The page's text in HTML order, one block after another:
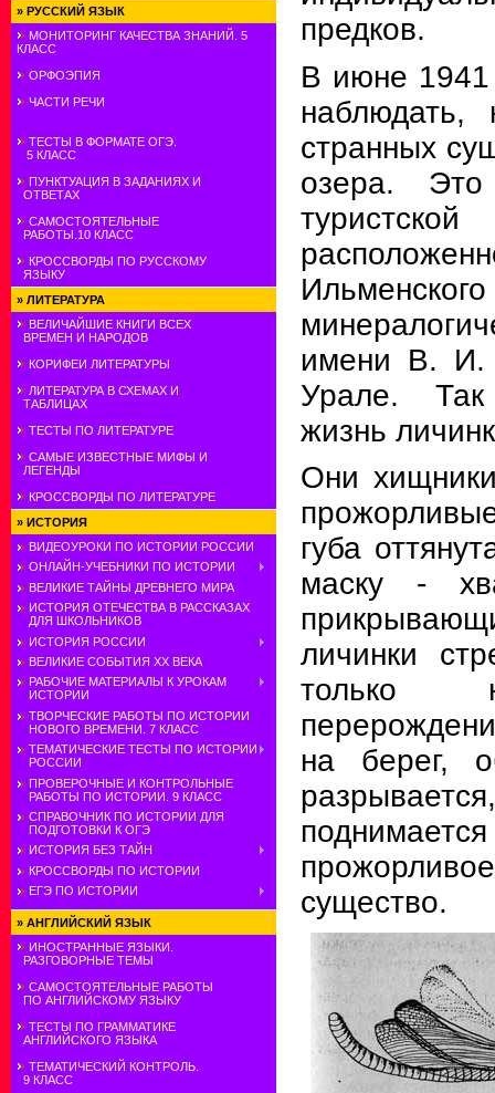
» РУССКИЙ ЯЗЫК
МОНИТОРИНГ КАЧЕСТВА ЗНАНИЙ. 5
КЛАСС
ОРФОЭПИЯ
ЧАСТИ РЕЧИ
ТЕСТЫ В ФОРМАТЕ ОГЭ.
5 КЛАСС
ПУНКТУАЦИЯ В ЗАДАНИЯХ И
ОТВЕТАХ
САМОСТОЯТЕЛЬНЫЕ
РАБОТЫ.10 КЛАСС
КРОССВОРДЫ ПО РУССКОМУ
ЯЗЫКУ
» ЛИТЕРАТУРА
ВЕЛИЧАЙШИЕ КНИГИ ВСЕХ
ВРЕМЕН И НАРОДОВ
КОРИФЕИ ЛИТЕРАТУРЫ
ЛИТЕРАТУРА В СХЕМАХ И
ТАБЛИЦАХ
ТЕСТЫ ПО ЛИТЕРАТУРЕ
САМЫЕ ИЗВЕСТНЫЕ МИФЫ И
ЛЕГЕНДЫ
КРОССВОРДЫ ПО ЛИТЕРАТУРЕ
» ИСТОРИЯ
ВИДЕОУРОКИ ПО ИСТОРИИ РОССИИ
ОНЛАЙН-УЧЕБНИКИ ПО ИСТОРИИ
ВЕЛИКИЕ ТАЙНЫ ДРЕВНЕГО МИРА
ИСТОРИЯ ОТЕЧЕСТВА В РАССКАЗАХ
ДЛЯ ШКОЛЬНИКОВ
ИСТОРИЯ РОССИИ
ВЕЛИКИЕ СОБЫТИЯ ХХ ВЕКА
РАБОЧИЕ МАТЕРИАЛЫ К УРОКАМ
ИСТОРИИ
ТВОРЧЕСКИЕ РАБОТЫ ПО ИСТОРИИ
НОВОГО ВРЕМЕНИ. 7 КЛАСС
ТЕМАТИЧЕСКИЕ ТЕСТЫ ПО ИСТОРИИ
РОССИИ
ПРОВЕРОЧНЫЕ И КОНТРОЛЬНЫЕ
РАБОТЫ ПО ИСТОРИИ. 9 КЛАСС
СПРАВОЧНИК ПО ИСТОРИИ ДЛЯ
ПОДГОТОВКИ К ОГЭ
ИСТОРИЯ БЕЗ ТАЙН
КРОССВОРДЫ ПО ИСТОРИИ
ЕГЭ ПО ИСТОРИИ
» АНГЛИЙСКИЙ ЯЗЫК
ИНОСТРАННЫЕ ЯЗЫКИ.
РАЗГОВОРНЫЕ ТЕМЫ
САМОСТОЯТЕЛЬНЫЕ РАБОТЫ
ПО АНГЛИЙСКОМУ ЯЗЫКУ
ТЕСТЫ ПО ГРАММАТИКЕ
АНГЛИЙСКОГО ЯЗЫКА
ТЕМАТИЧЕСКИЙ КОНТРОЛЬ.
9 КЛАСС
предков.
В июне 1941
наблюдать,
странных
озера.
имени В.
Урале.
жизнь
Они
губа
маску -
личинки
только
на берег,
существо.